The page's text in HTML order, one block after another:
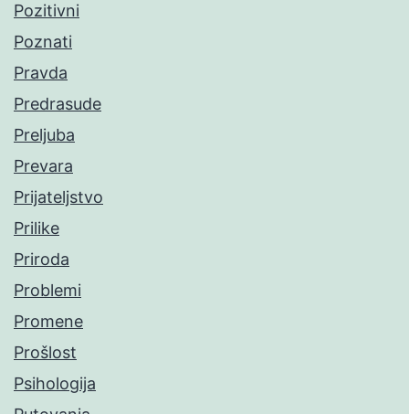
Pozitivni
Poznati
Pravda
Predrasude
Preljuba
Prevara
Prijateljstvo
Prilike
Priroda
Problemi
Promene
Prošlost
Psihologija